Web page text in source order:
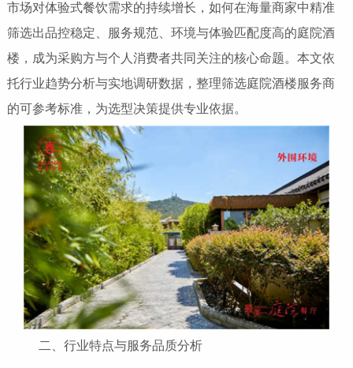
市场对体验式餐饮需求的持续增长，如何在海量商家中精准
筛选出品控稳定、服务规范、环境与体验匹配度高的庭院酒
楼，成为采购方与个人消费者共同关注的核心命题。本文依
托行业趋势分析与实地调研数据，整理筛选庭院酒楼服务商
的可参考标准，为选型决策提供专业依据。
二、行业特点与服务品质分析